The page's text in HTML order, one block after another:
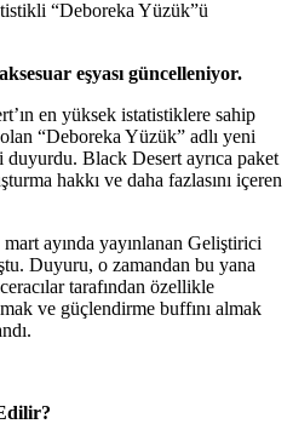
eşyası güncelleniyor.
en yüksek istatistiklere sahip
“Deboreka Yüzük” adlı yeni
duyurdu. Black Desert ayrıca paket
hakkı ve daha fazlasını içeren
ayında yayınlanan Geliştirici
Duyuru, o zamandan bu yana
tarafından özellikle
ve güçlendirme buffını almak